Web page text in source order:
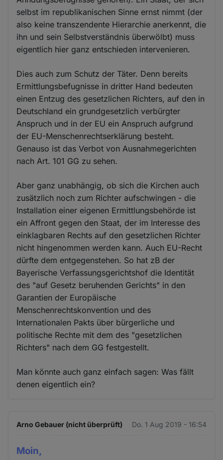
selbst im republikanischen Sinne ernst nimmt (der
also keine transzendente Hierarchie anerkennt, die
ihn und sein Selbstverständnis überwölbt) muss
eigentlich hier ganz entschieden intervenieren.
Dies auch zum Schutz der Täter. Denn bereits
Ermittlungsbefugnisse in dritter Hand bedeuten
einen Entzug des gesetzlichen Richters, auf den in
Deutschland ein grundgesetzlich verbürgter
Anspruch und in der EU ein Anspruch aufgrund
der EU-Menschenrechtserklärung besteht.
Genauso ist das Verbot von Ausnahmegerichten
nach Art. 101 GG zu sehen.
Aber ganz unabhängig, ob sich die Kirchen auch
zusätzlich noch zum Richter aufschwingen - die
Installation einer eigenen Ermittlungsbehörde ist
ein Affront gegen den Staat, der im Interesse des
einklagbaren Rechts auf den gesetzlichen Richter
nicht hingenommen werden kann. Auch EU-Recht
dürfte dem entgegenstehen. So hat zB der
Bayerische Verfassungsgerichtshof die Identität
des "auf Gesetz beruhenden Gerichts" in den
Garantien der Europäische
Menschenrechtskonvention und des
Internationalen Pakts über bürgerliche und
politische Rechte mit dem des "gesetzlichen
Richters" nach dem GG festgestellt.
Man könnte auch ganz einfach sagen: Was fällt
denen eigentlich ein?
Arno Gebauer (nicht überprüft) Do. 1 Aug 2019 - 16:54
Moin,